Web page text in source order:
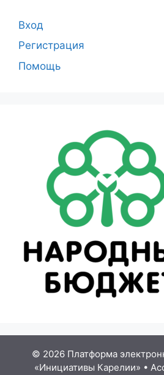
Вход
Регистрация
Помощь
© 2026 Платформа
«Инициативы Карелии» •